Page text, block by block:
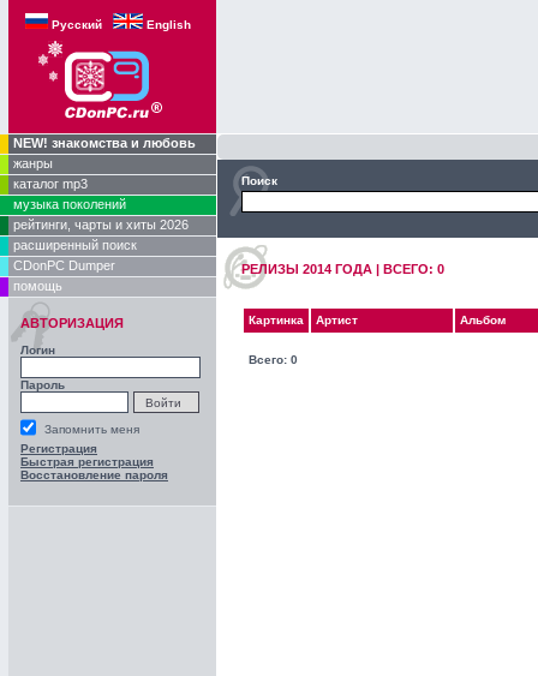
Русский English
NEW! знакомства и любовь
жанры
каталог mp3
музыка поколений
рейтинги, чарты и хиты 2026
расширенный поиск
CDonPC Dumper
помощь
АВТОРИЗАЦИЯ
Логин
Пароль
Запомнить меня
Регистрация
Быстрая регистрация
Восстановление пароля
Поиск
РЕЛИЗЫ 2014 ГОДA | ВСЕГО: 0
Картинка Артист Альбом
Всего: 0